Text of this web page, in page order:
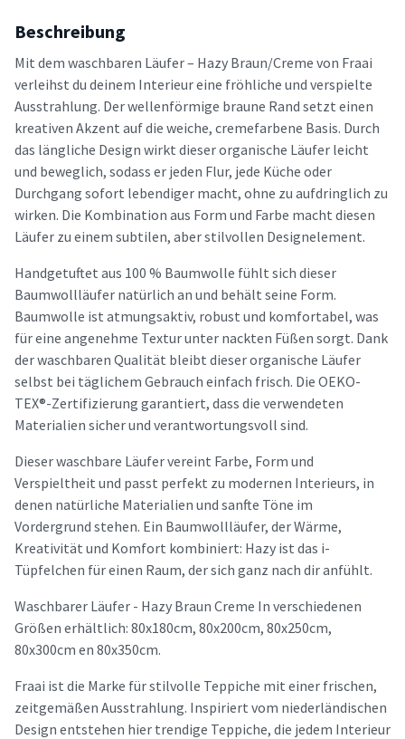
Beschreibung
Mit dem waschbaren Läufer – Hazy Braun/Creme von Fraai
verleihst du deinem Interieur eine fröhliche und verspielte
Ausstrahlung. Der wellenförmige braune Rand setzt einen
kreativen Akzent auf die weiche, cremefarbene Basis. Durch
das längliche Design wirkt dieser organische Läufer leicht
und beweglich, sodass er jeden Flur, jede Küche oder
Durchgang sofort lebendiger macht, ohne zu aufdringlich zu
wirken. Die Kombination aus Form und Farbe macht diesen
Läufer zu einem subtilen, aber stilvollen Designelement.
Handgetuftet aus 100 % Baumwolle fühlt sich dieser
Baumwollläufer natürlich an und behält seine Form.
Baumwolle ist atmungsaktiv, robust und komfortabel, was
für eine angenehme Textur unter nackten Füßen sorgt. Dank
der waschbaren Qualität bleibt dieser organische Läufer
selbst bei täglichem Gebrauch einfach frisch. Die OEKO-
TEX®-Zertifizierung garantiert, dass die verwendeten
Materialien sicher und verantwortungsvoll sind.
Dieser waschbare Läufer vereint Farbe, Form und
Verspieltheit und passt perfekt zu modernen Interieurs, in
denen natürliche Materialien und sanfte Töne im
Vordergrund stehen. Ein Baumwollläufer, der Wärme,
Kreativität und Komfort kombiniert: Hazy ist das i-
Tüpfelchen für einen Raum, der sich ganz nach dir anfühlt.
Waschbarer Läufer - Hazy Braun Creme In verschiedenen
Größen erhältlich: 80x180cm, 80x200cm, 80x250cm,
80x300cm en 80x350cm.
Fraai ist die Marke für stilvolle Teppiche mit einer frischen,
zeitgemäßen Ausstrahlung. Inspiriert vom niederländischen
Design entstehen hier trendige Teppiche, die jedem Interieur